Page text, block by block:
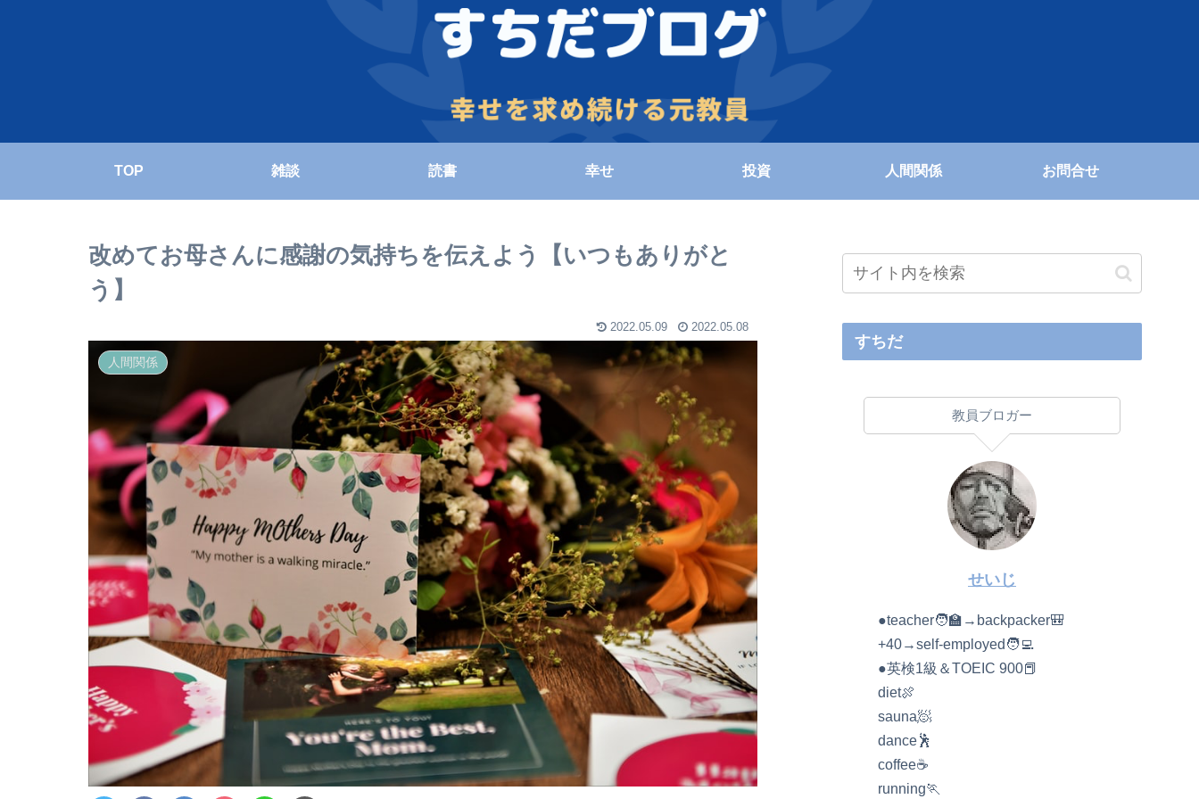
TOP 雑談 読書 幸せ 投資 人間関係 お問合せ
改めてお母さんに感謝の気持ちを伝えよう【いつもありがと
う】
2022.05.09 2022.05.08
人間関係
すちだ
教員ブロガー
せいじ
●teacher🧑‍🏫→backpacker🎒
+40→self-employed🧑‍💻
●英検1級＆TOEIC 900📕
diet🍖
sauna🧖
dance🕺
coffee☕️
running🏃